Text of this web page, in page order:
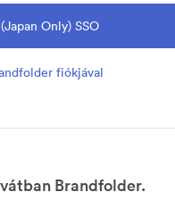
Only) SSO
fiókjával
Brandfolder.